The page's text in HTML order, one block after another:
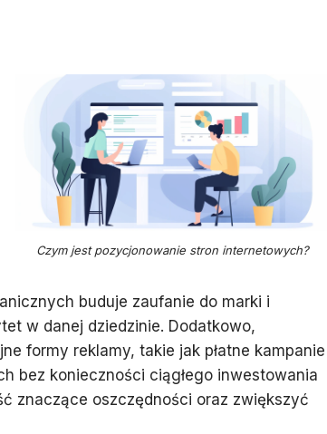
Czym jest pozycjonowanie stron internetowych?
buduje zaufanie do marki i
w danej dziedzinie. Dodatkowo,
formy reklamy, takie jak płatne kampanie
bez konieczności ciągłego inwestowania
znaczące oszczędności oraz zwiększyć